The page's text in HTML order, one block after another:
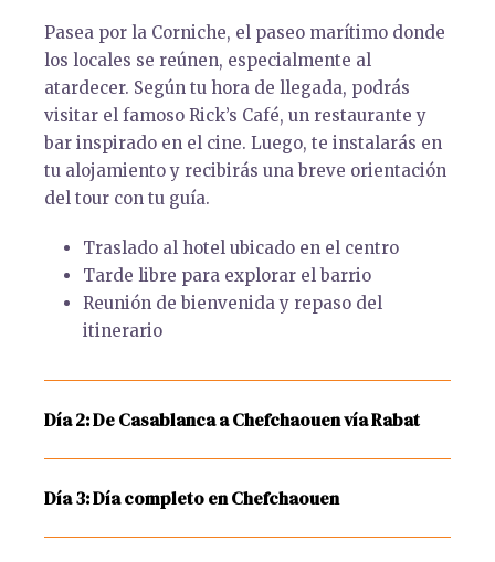
Pasea por la Corniche, el paseo marítimo donde
los locales se reúnen, especialmente al
atardecer. Según tu hora de llegada, podrás
visitar el famoso Rick’s Café, un restaurante y
bar inspirado en el cine. Luego, te instalarás en
tu alojamiento y recibirás una breve orientación
del tour con tu guía.
Traslado al hotel ubicado en el centro
Tarde libre para explorar el barrio
Reunión de bienvenida y repaso del
itinerario
Día 2: De Casablanca a Chefchaouen vía Rabat
Día 3: Día completo en Chefchaouen